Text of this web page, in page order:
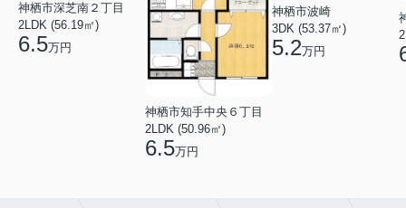
神栖市深芝南２丁目
2LDK (56.19㎡)
6.5万円
神栖市知手中央６丁目
2LDK (50.96㎡)
6.5万円
神栖市波崎
3DK (53.37㎡)
5.2万円